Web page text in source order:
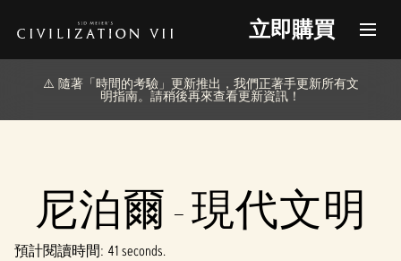
立即購買
⚠️ 隨著「時間的考驗」更新推出，我們正著手更新所有文
明指南。請稍後再來查看更新資訊！
尼泊爾 - 現代文明
預計閱讀時間 41 seconds